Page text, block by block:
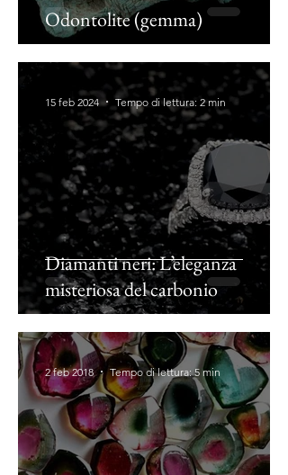
Odontolite (gemma)
Diamanti neri: L’eleganza
misteriosa del carbonio
15 feb 2024 Tempo di lettura: 2 min
2 feb 2018 Tempo di lettura: 5 min